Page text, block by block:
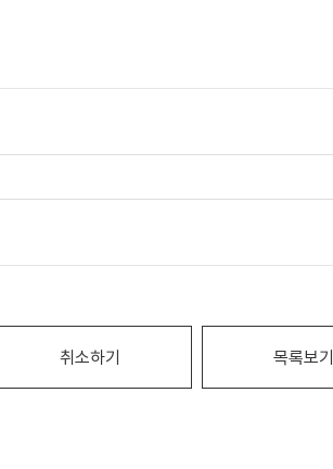
취소하기 목록보기